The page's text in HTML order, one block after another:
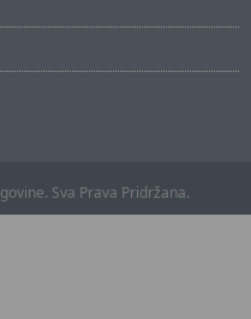
Sva Prava Pridržana.